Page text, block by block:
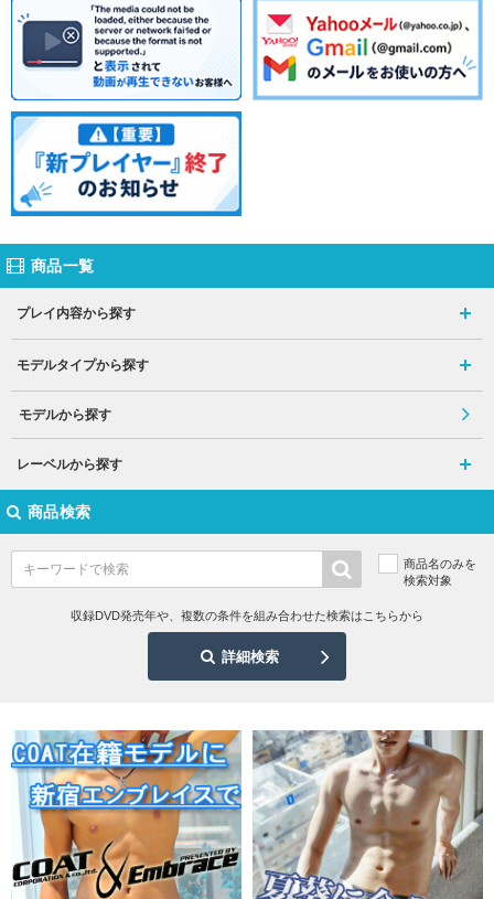
商品一覧
プレイ内容から探す
モデルタイプから探す
モデルから探す
レーベルから探す
商品検索
商品名のみを
検索対象
収録DVD発売年や、複数の条件を組み合わせた検索はこちらから
詳細検索